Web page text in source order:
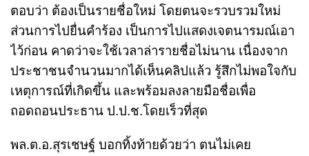
ตอบว่า ต้องเป็นรายชื่อใหม่ โดยตนจะรวบรวมใหม่
ส่วนการไปยื่นคำร้อง เป็นการไปแสดงเจตนารมณ์เอา
ไว้ก่อน คาดว่าจะใช้เวลาล่ารายชื่อไม่นาน เนื่องจาก
ประชาชนจำนวนมากได้เห็นคลิปแล้ว รู้สึกไม่พอใจกับ
เหตุการณ์ที่เกิดขึ้น และพร้อมลงลายมือชื่อเพื่อ
ถอดถอนประธาน ป.ป.ช.โดยเร็วที่สุด
พล.ต.อ.สุรเชษฐ์ บอกทิ้งท้ายด้วยว่า ตนไม่เคย